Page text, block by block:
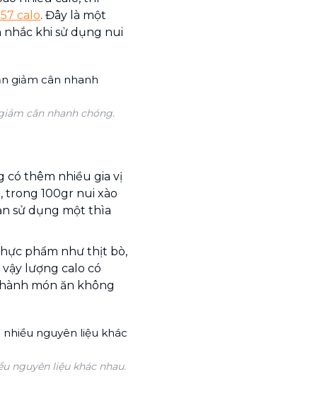
calo. Đây là một
nhắc khi sử dụng nui
cân nhanh chóng.
có thêm nhiều gia vị
trong 100gr nui xào
sử dụng một thìa
phẩm như thịt bò,
lượng calo có
món ăn không
nguyên liệu khác nhau.